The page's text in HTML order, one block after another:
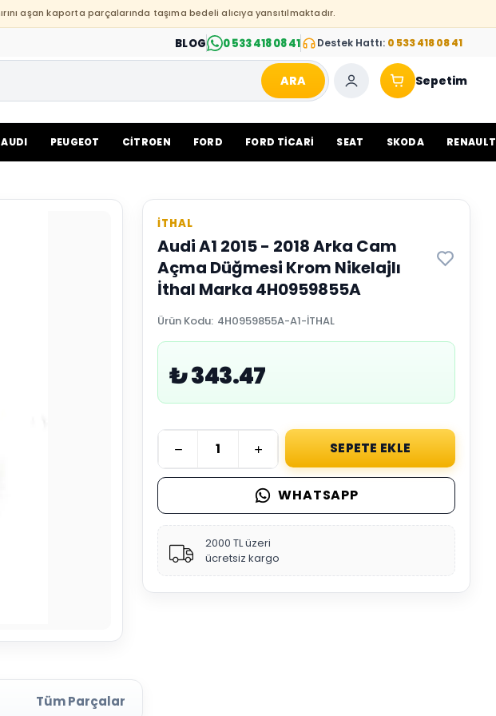
aşan kaporta parçalarında taşıma bedeli alıcıya yansıtılmaktadır.
BLOG 0 533 418 08 41 Destek Hattı: 0 533 418 08 41
ARA Sepetim
AUDI PEUGEOT CİTROEN FORD FORD TİCARİ SEAT SKODA RENAULT
İTHAL
Audi A1 2015 - 2018 Arka Cam
Açma Düğmesi Krom Nikelajlı
İthal Marka 4H0959855A
Ürün Kodu: 4H0959855A-A1-İTHAL
₺ 343.47
SEPETE EKLE
WHATSAPP
2000 TL üzeri
ücretsiz kargo
Tüm Parçalar